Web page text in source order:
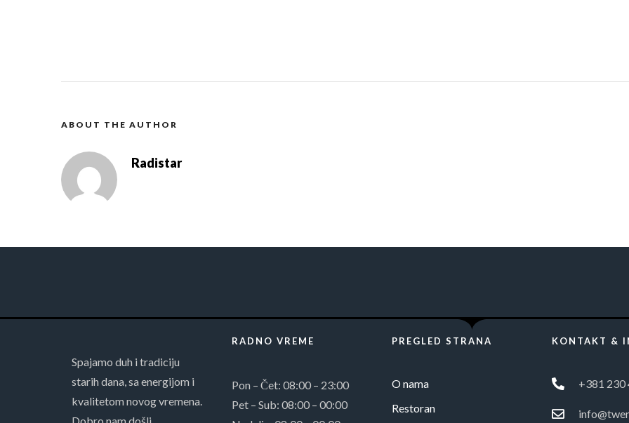
ABOUT THE AUTHOR
Radistar
Spajamo duh i tradiciju
starih dana, sa energijom i
kvalitetom novog vremena.
Dobro nam došli.
RADNO VREME
Pon – Čet: 08:00 – 23:00
Pet – Sub: 08:00 – 00:00
PREGLED STRANA
O nama
Restoran
KONTAKT &
+381 230